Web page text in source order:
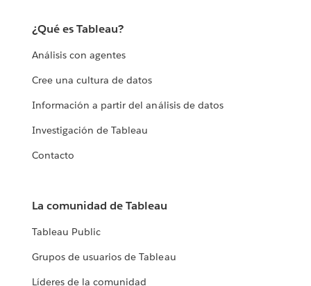
¿Qué es Tableau?
Análisis con agentes
Cree una cultura de datos
Información a partir del análisis de datos
Investigación de Tableau
Contacto
La comunidad de Tableau
Tableau Public
Grupos de usuarios de Tableau
Líderes de la comunidad